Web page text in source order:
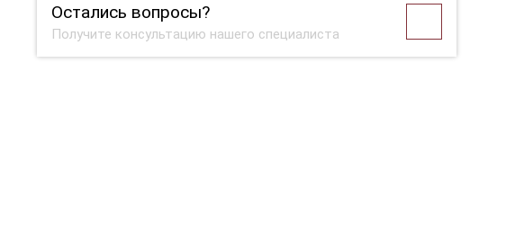
Остались вопросы?
Получите консультацию нашего специалиста